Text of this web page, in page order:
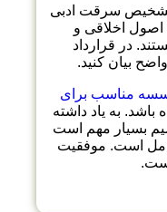
تشخیص سرقت ادبی
اصول اخلاقی و
در قرارداد
بیان کنید.
مناسب برای
به یاد داشته
بسیار مهم است
است. موفقیت